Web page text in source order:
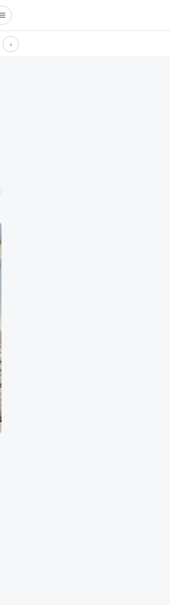
Здоровье
›